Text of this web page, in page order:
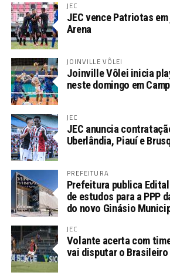
JEC
JEC vence Patriotas
Arena
JOINVILLE VÔLEI
Joinville Vôlei inicia
neste domingo em
JEC
JEC anuncia
Uberlândia, Piauí e
PREFEITURA
Prefeitura publica
de estudos para a PPP
do novo Ginásio
JEC
Volante acerta com
vai disputar o Brasileiro